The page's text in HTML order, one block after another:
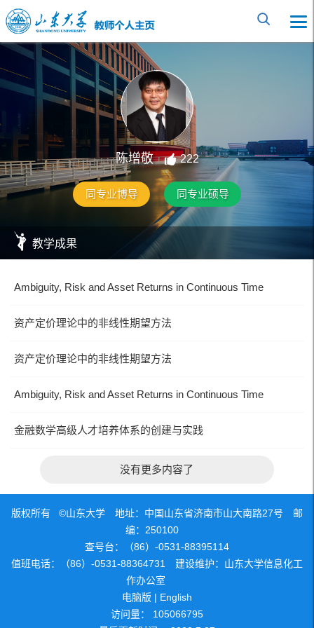
陈增敬 222
同专业博导 同专业硕导
教学成果
Ambiguity, Risk and Asset Returns in Continuous Time
资产定价理论中的非线性期望方法
资产定价理论中的非线性期望方法
Ambiguity, Risk and Asset Returns in Continuous Time
金融数学高级人才培养体系的创建与实践
没有更多内容了
版权所有 ©山东大学 地址：中国山东省济南市山大南路27号 邮
编：250100
查号台：（86）-0531-88395114
值班电话：（86）-0531-88364731 建设维护：山东大学信息化工
作办公室
电脑版 | English
访问量： 105066795